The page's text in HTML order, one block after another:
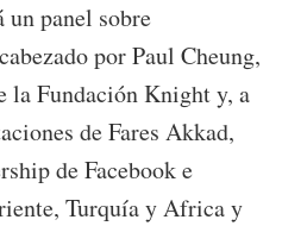
panel sobre
por Paul Cheung,
la Fundación Knight y, a
de Fares Akkad,
de Facebook e
Turquía y Africa y